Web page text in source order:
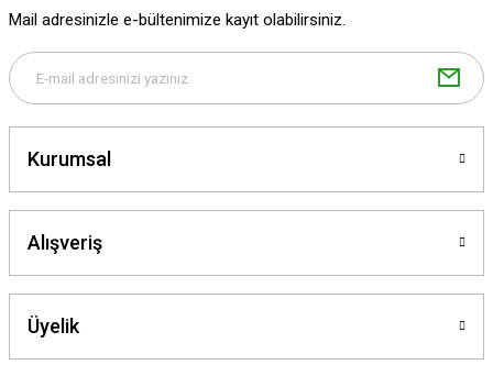
Bu ürüne benzer farklı alternatifler olmalı.
Mail adresinizle e-bültenimize kayıt olabilirsiniz.
Kurumsal
Alışveriş
Üyelik